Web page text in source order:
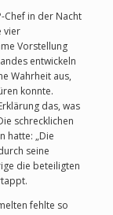
Chef in der Nacht
vier
Vorstellung
entwickeln
Wahrheit aus,
konnte.
das, was
schrecklichen
hatte: „Die
seine
die beteiligten
fehlte so